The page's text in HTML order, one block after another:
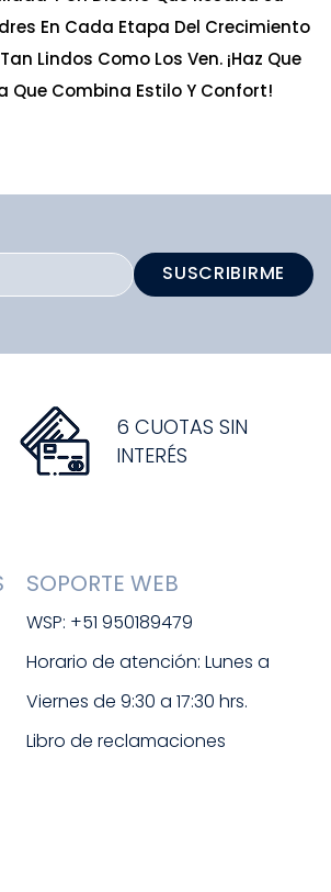
En Cada Etapa Del Crecimiento
Lindos Como Los Ven. ¡Haz Que
Que Combina Estilo Y Confort!
SUSCRIBIRME
6 CUOTAS SIN
INTERÉS
SOPORTE WEB
WSP: +51 950189479
Horario de atención: Lunes a
Viernes de 9:30 a 17:30 hrs.
Libro de reclamaciones